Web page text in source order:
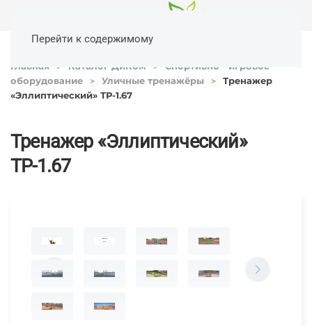
Перейти к содержимому
Главная Каталог ДиКом
Спортивно - игровое
оборудование
Уличные тренажёры
Тренажер
«Эллиптический» ТР-1.67
Тренажер «Эллиптический»
ТР-1.67